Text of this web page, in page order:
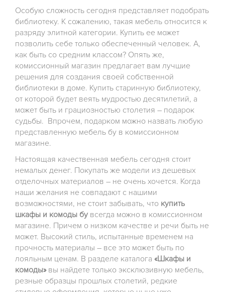
Особую сложность сегодня представляет подобрать
библиотеку. К сожалению, такая мебель относится к
разряду элитной категории. Купить ее может
позволить себе только обеспеченный человек. А,
как быть со средним классом? Опять же,
комиссионный магазин предлагает вам лучшие
решения для создания своей собственной
библиотеки в доме. Купить старинную библиотеку,
от которой будет веять мудростью десятилетий, а
может быть и грациозностью столетия – подарок
судьбы. Впрочем, подарком можно назвать любую
представленную мебель бу в комиссионном
магазине.
Настоящая качественная мебель сегодня стоит
немалых денег. Покупать же модели из дешевых
отделочных материалов – не очень хочется. Когда
наши желания не совпадают с нашими
возможностями, не стоит забывать, что купить
шкафы и комоды бу всегда можно в комиссионном
магазине. Причем о низком качестве и речи быть не
может. Высокий стиль, испытанные временем на
прочность материалы – все это может быть по
лояльным ценам. В разделе каталога «Шкафы и
комоды»вы найдете только эксклюзивную мебель,
резные образцы прошлых столетий, редкие